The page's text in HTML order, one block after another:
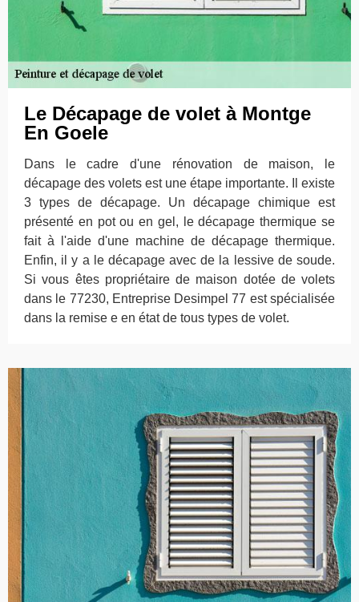
Le Décapage de volet à Montge
En Goele
Dans le cadre d'une rénovation de maison, le
décapage des volets est une étape importante. Il existe
3 types de décapage. Un décapage chimique est
présenté en pot ou en gel, le décapage thermique se
fait à l'aide d'une machine de décapage thermique.
Enfin, il y a le décapage avec de la lessive de soude.
Si vous êtes propriétaire de maison dotée de volets
dans le 77230, Entreprise Desimpel 77 est spécialisée
dans la remise e en état de tous types de volet.